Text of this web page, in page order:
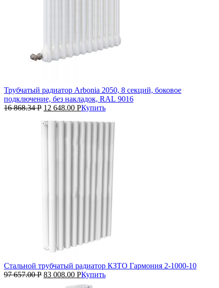
Трубчатый радиатор Arbonia 2050, 8 секций, боковое
подключение, без накладок, RAL 9016
16 868.34Р 12 648.00 РКупить
Стальной трубчатый радиатор КЗТО Гармония 2‑1000‑10
97 657.00Р 83 008.00 РКупить